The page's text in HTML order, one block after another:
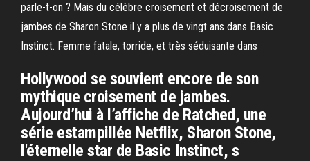
parle-t-on ? Mais du célèbre croisement et décroisement de
jambes de Sharon Stone il y a plus de vingt ans dans Basic
Instinct. Femme fatale, torride, et très séduisante dans
Hollywood se souvient encore de son
mythique croisement de jambes.
Aujourd’hui à l’affiche de Ratched, une
série estampillée Netflix, Sharon Stone,
l'éternelle star de Basic Instinct, s